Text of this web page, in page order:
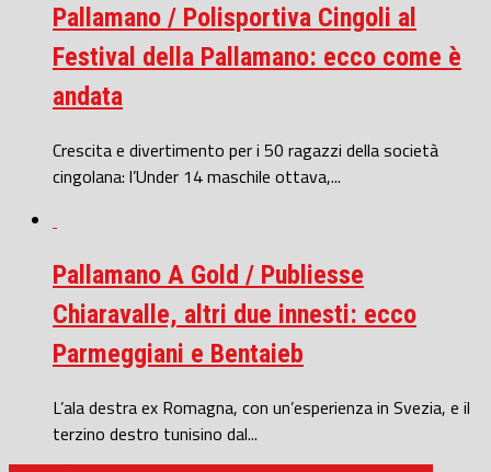
Pallamano / Polisportiva Cingoli al
Festival della Pallamano: ecco come è
andata
Crescita e divertimento per i 50 ragazzi della società
cingolana: l’Under 14 maschile ottava,...
Pallamano A Gold / Publiesse
Chiaravalle, altri due innesti: ecco
Parmeggiani e Bentaieb
L’ala destra ex Romagna, con un’esperienza in Svezia, e il
terzino destro tunisino dal...